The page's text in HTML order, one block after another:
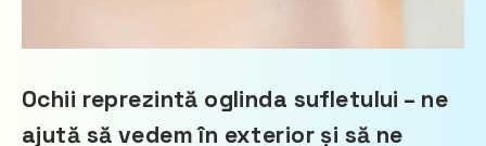
Ochii reprezintă oglinda sufletului – ne
ajută să vedem în exterior și să ne